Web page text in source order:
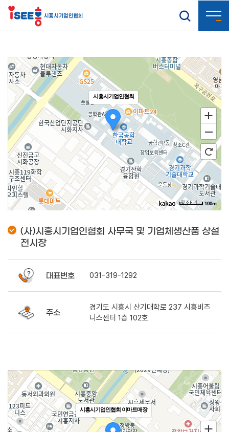
시흥시기업인협회
100m
(사)시흥시기업인협회 사무국 및 기업체생산품 상설
전시장
대표번호 031-319-1292
주소
경기도 시흥시 산기대학로 237 시흥비즈
니스센터 1층 102호
시흥시기업인협회 이마트매장